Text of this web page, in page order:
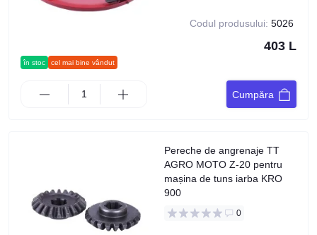
în stoc cel mai bine vândut
Codul produsului: 5026
403 L
Cumpăra
Pereche de angrenaje TT
AGRO MOTO Z-20 pentru
mașina de tuns iarba KRO
900
0